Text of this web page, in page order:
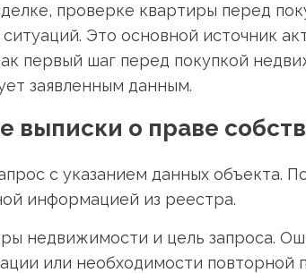
проверке квартиры перед
Это основной источник
первый шаг перед покупкой
заявленным данным.
выписки о праве
с указанием данных объекта.
информацией из реестра.
недвижимости и цель запроса.
или необходимости повторной